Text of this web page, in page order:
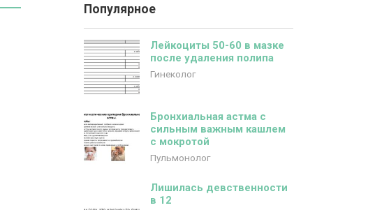
Популярное
Лейкоциты 50-60 в мазке
после удаления полипа
Гинеколог
Бронхиальная астма с
сильным важным кашлем
с мокротой
Пульмонолог
Лишилась девственности
в 12